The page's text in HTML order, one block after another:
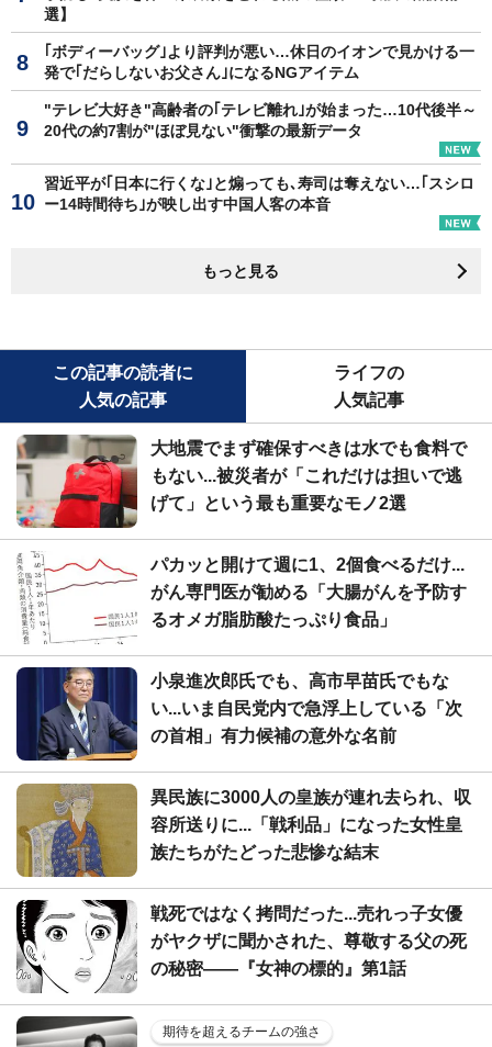
選】
｢ボディーバッグ｣より評判が悪い…休日のイオンで見かける一
発で｢だらしないお父さん｣になるNGアイテム
"テレビ大好き"高齢者の｢テレビ離れ｣が始まった…10代後半～
20代の約7割が"ほぼ見ない"衝撃の最新データ
習近平が｢日本に行くな｣と煽っても､寿司は奪えない…｢スシロ
ー14時間待ち｣が映し出す中国人客の本音
もっと見る
この記事の読者に
人気の記事
ライフの
人気記事
大地震でまず確保すべきは水でも食料で
もない...被災者が「これだけは担いで逃
げて」という最も重要なモノ2選
パカッと開けて週に1、2個食べるだけ...
がん専門医が勧める「大腸がんを予防す
るオメガ脂肪酸たっぷり食品」
小泉進次郎氏でも、高市早苗氏でもな
い...いま自民党内で急浮上している「次
の首相」有力候補の意外な名前
異民族に3000人の皇族が連れ去られ、収
容所送りに...「戦利品」になった女性皇
族たちがたどった悲惨な結末
戦死ではなく拷問だった...売れっ子女優
がヤクザに聞かされた、尊敬する父の死
の秘密――『女神の標的』第1話
期待を超えるチームの強さ